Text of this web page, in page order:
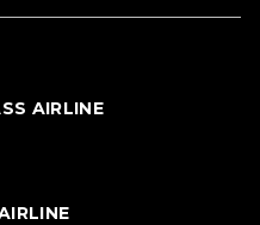
AIRLINE